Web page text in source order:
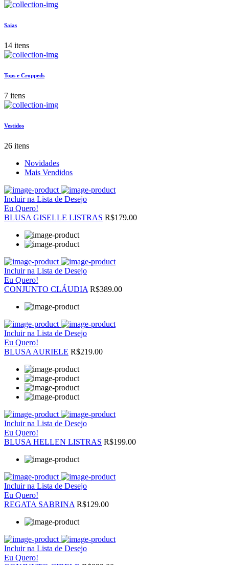
Saias
14 itens
Tops e Croppeds
7 itens
Vestidos
26 itens
Novidades
Mais Vendidos
Incluir na Lista de Desejo
Eu Quero!
BLUSA GISELLE LISTRAS R$179.00
Incluir na Lista de Desejo
Eu Quero!
CONJUNTO CLÁUDIA R$389.00
Incluir na Lista de Desejo
Eu Quero!
BLUSA AURIELE R$219.00
Incluir na Lista de Desejo
Eu Quero!
BLUSA HELLEN LISTRAS R$199.00
Incluir na Lista de Desejo
Eu Quero!
REGATA SABRINA R$129.00
Incluir na Lista de Desejo
Eu Quero!